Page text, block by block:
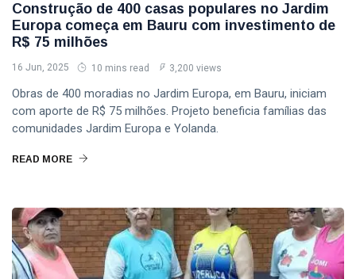
Construção de 400 casas populares no Jardim
Europa começa em Bauru com investimento de
R$ 75 milhões
16 Jun, 2025 10 mins read 3,200 views
Obras de 400 moradias no Jardim Europa, em Bauru, iniciam
com aporte de R$ 75 milhões. Projeto beneficia famílias das
comunidades Jardim Europa e Yolanda.
READ MORE